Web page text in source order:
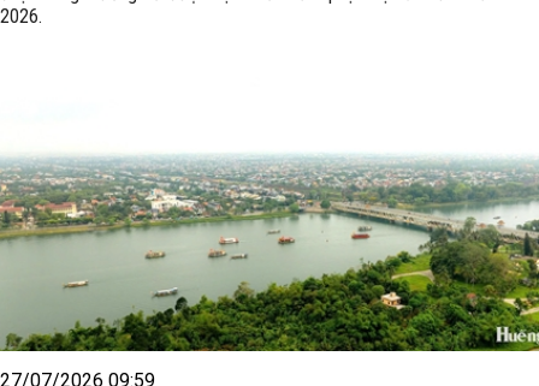
2026.
27/07/2026 09:59